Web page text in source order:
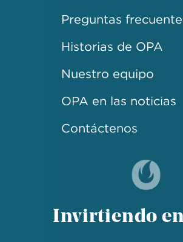
Preguntas
Historias de OPA
Nuestro equipo
OPA en las noticias
Contáctenos
Invirtiendo